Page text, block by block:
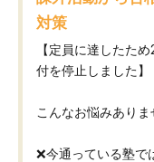
対策
【定員に達したた
付を停止しました】
こんなお悩みありま
❌今通っている塾